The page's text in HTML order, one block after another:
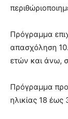
Πρόγραμμα
απασχόληση
ετών και άνω,
Πρόγραμμα
ηλικίας 18 έως